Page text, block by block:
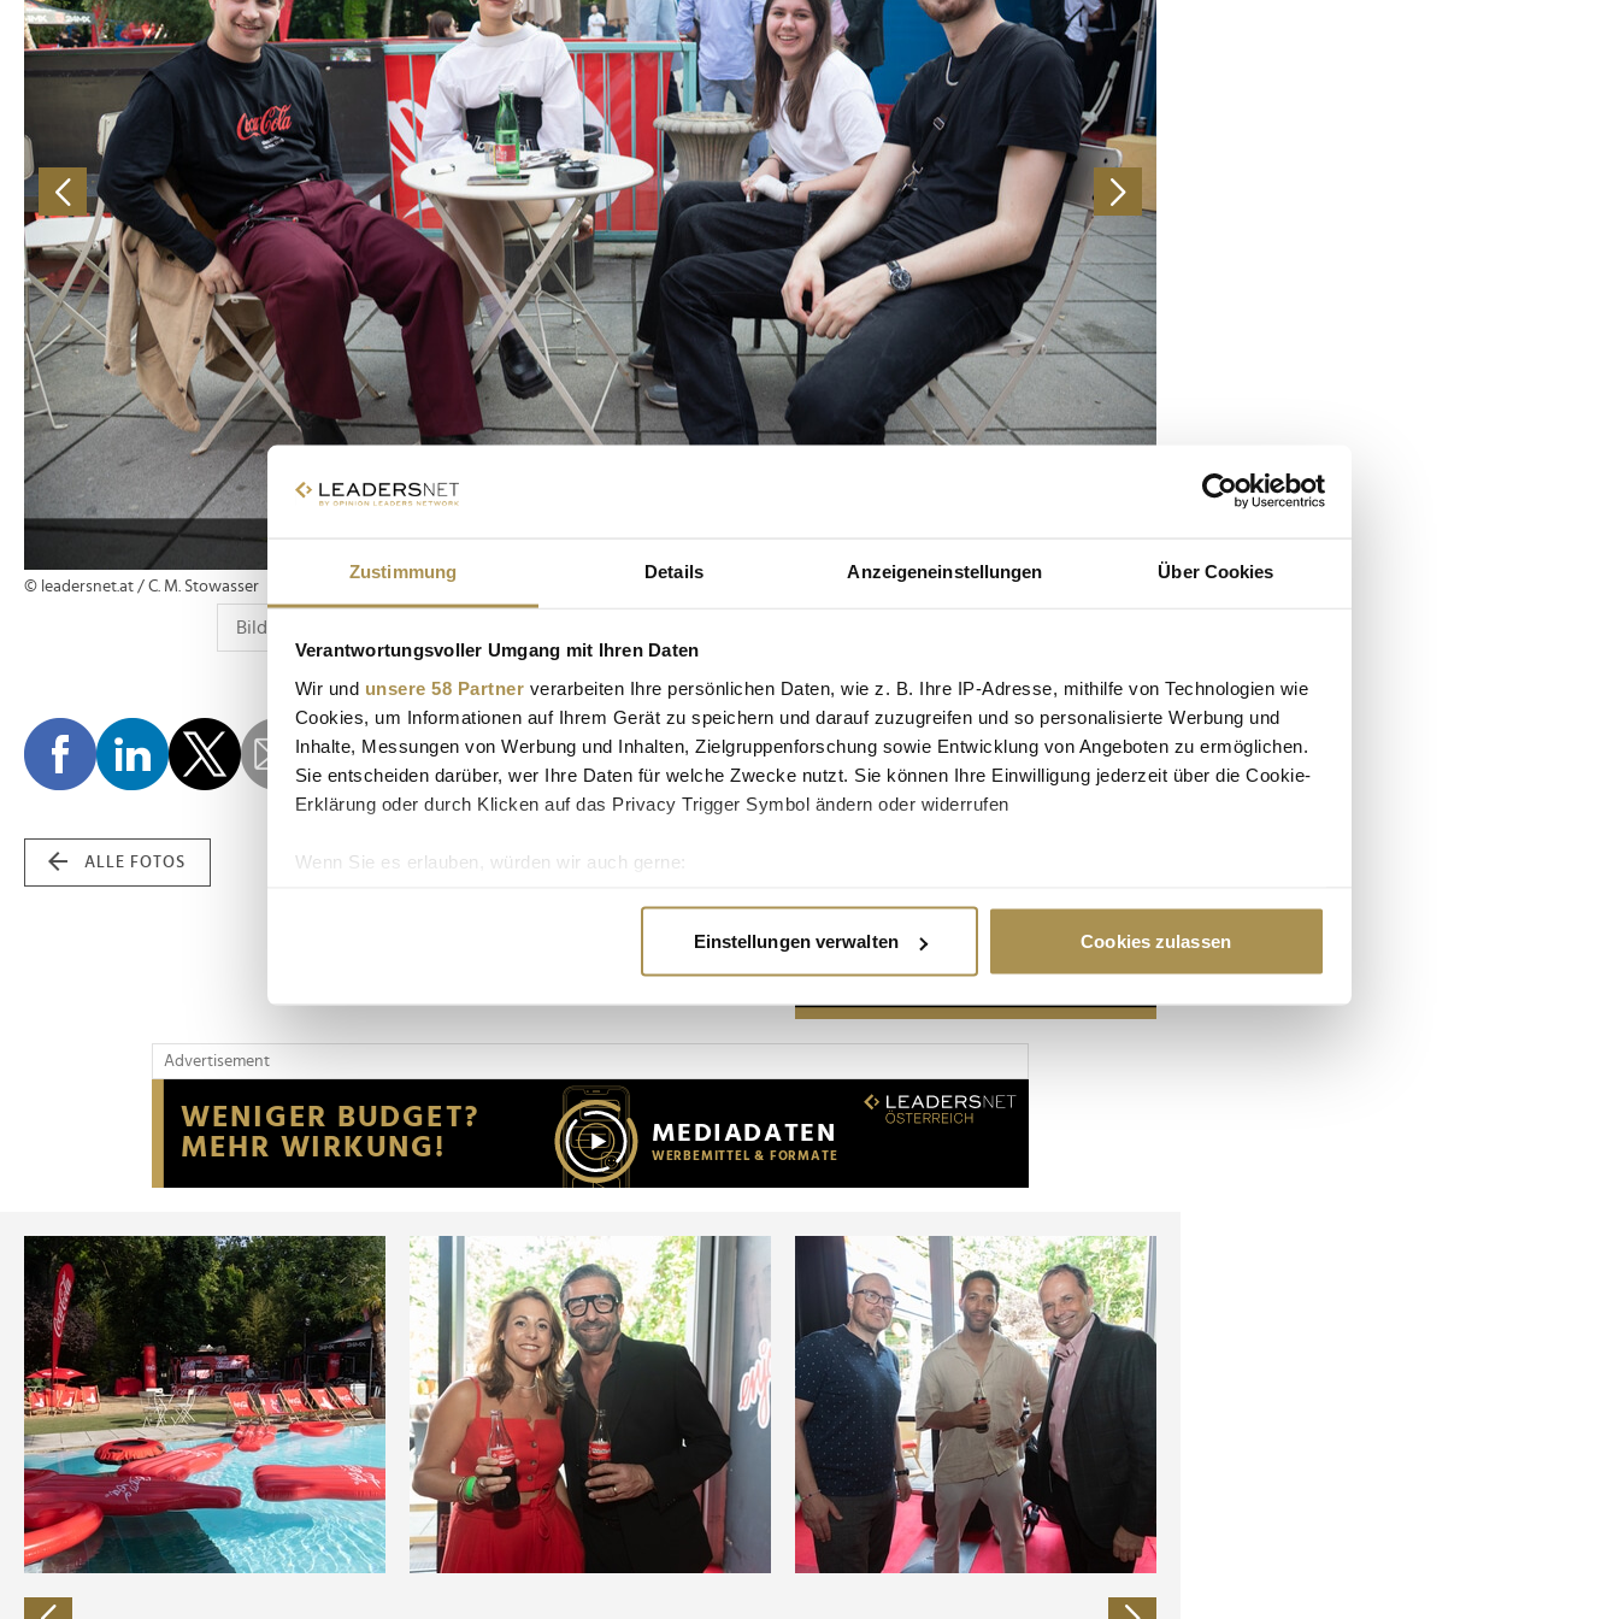
Zustimmung Details Anzeigeneinstellungen Über Cookies
Verantwortungsvoller Umgang mit Ihren Daten
Wir und unsere 58 Partner verarbeiten Ihre persönlichen Daten, wie z. B. Ihre IP-Adresse, mithilfe von Technologien wie
Cookies, um Informationen auf Ihrem Gerät zu speichern und darauf zuzugreifen und so personalisierte Werbung und
Inhalte, Messungen von Werbung und Inhalten, Zielgruppenforschung sowie Entwicklung von Angeboten zu ermöglichen.
Sie entscheiden darüber, wer Ihre Daten für welche Zwecke nutzt. Sie können Ihre Einwilligung jederzeit über die Cookie-
Erklärung oder durch Klicken auf das Privacy Trigger Symbol ändern oder widerrufen
Wenn Sie es erlauben, würden wir auch gerne:
Erfahren Sie mehr darüber, wie Ihre persönlichen Daten verarbeitet werden, und legen Sie Ihre Präferenzen im
Wir verwenden Cookies, um Inhalte und Anzeigen zu personalisieren, Funktionen für soziale Medien anbieten zu können
Website an unsere Partner für soziale Medien, Werbung und Analysen weiter. Unsere Partner führen diese Informationen
möglicherweise mit weiteren Daten zusammen, die Sie ihnen bereitgestellt haben oder die sie im Rahmen Ihrer Nutzung
der Dienste gesammelt haben.
Einstellungen verwalten Cookies zulassen
© leadersnet.at / C. M. Stowasser
ALLE FOTOS
Advertisement
Advertisement